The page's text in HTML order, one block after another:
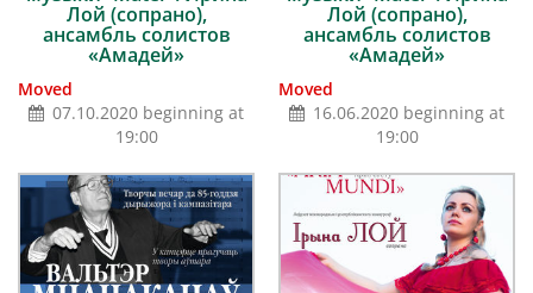
Лой (сопрано),
ансамбль солистов
«Амадей»
Moved
07.10.2020 beginning at
19:00
Лой (сопрано),
ансамбль солистов
«Амадей»
Moved
16.06.2020 beginning at
19:00